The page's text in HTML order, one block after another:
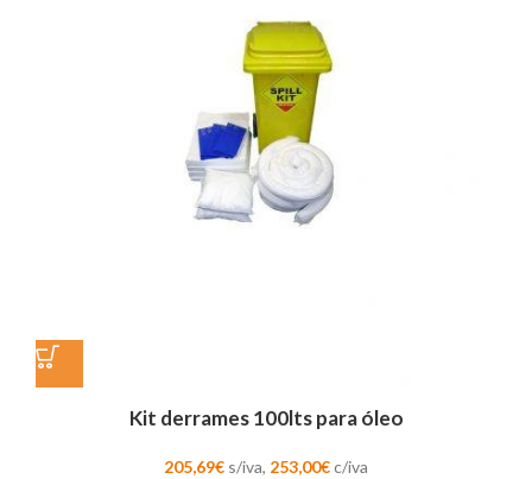
Kit derrames 100lts para óleo
205,69€ s/iva, 253,00€c/iva